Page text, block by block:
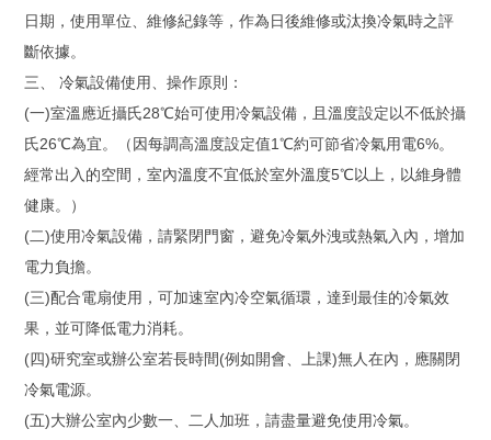
日期，使用單位、維修紀錄等，作為日後維修或汰換冷氣時之評
斷依據。
三、 冷氣設備使用、操作原則：
(一)室溫應近攝氏28℃始可使用冷氣設備，且溫度設定以不低於攝
氏26℃為宜。（因每調高溫度設定值1℃約可節省冷氣用電6%。
經常出入的空間，室內溫度不宜低於室外溫度5℃以上，以維身體
健康。）
(二)使用冷氣設備，請緊閉門窗，避免冷氣外洩或熱氣入內，增加
電力負擔。
(三)配合電扇使用，可加速室內冷空氣循環，達到最佳的冷氣效
果，並可降低電力消耗。
(四)研究室或辦公室若長時間(例如開會、上課)無人在內，應關閉
冷氣電源。
(五)大辦公室內少數一、二人加班，請盡量避免使用冷氣。